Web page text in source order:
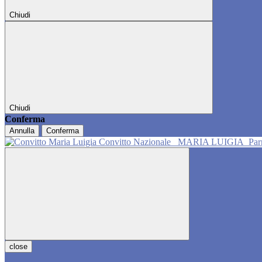
Chiudi
Chiudi
Conferma
Annulla Conferma
Convitto Nazionale MARIA LUIGIA
close